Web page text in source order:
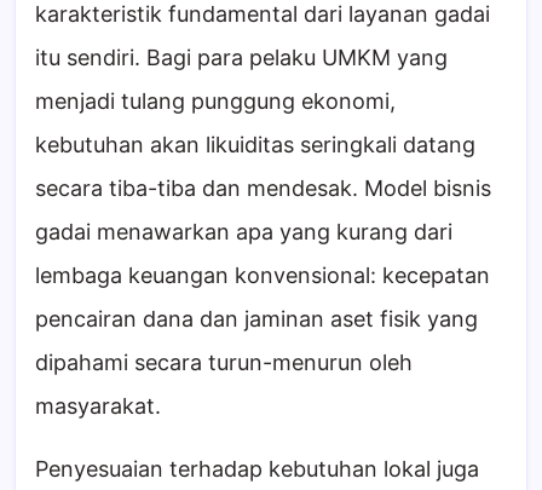
karakteristik fundamental dari layanan gadai
itu sendiri. Bagi para pelaku UMKM yang
menjadi tulang punggung ekonomi,
kebutuhan akan likuiditas seringkali datang
secara tiba-tiba dan mendesak. Model bisnis
gadai menawarkan apa yang kurang dari
lembaga keuangan konvensional: kecepatan
pencairan dana dan jaminan aset fisik yang
dipahami secara turun-menurun oleh
masyarakat.
Penyesuaian terhadap kebutuhan lokal juga